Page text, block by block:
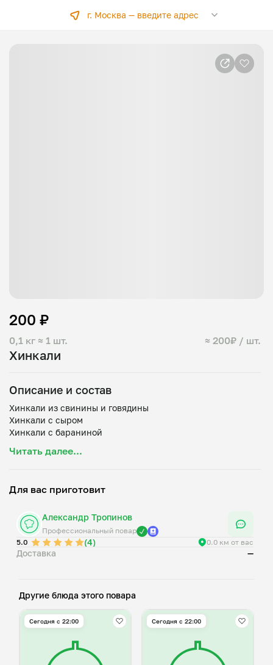
г. Москва —введите адрес
Хинкали
0,1 кг ≈ 1 шт. ≈ 200₽ / шт.
200 ₽
Описание и состав
Хинкали из свинины и говядины
Хинкали с сыром
Читать далее...
Для вас приготовит
Александр Тропинов
Профессиональный повар
5.0
(4) 0.0 км от вас
Доставка —
Другие блюда этого повара
Сегодня с 22:00 Сегодня с 22:00